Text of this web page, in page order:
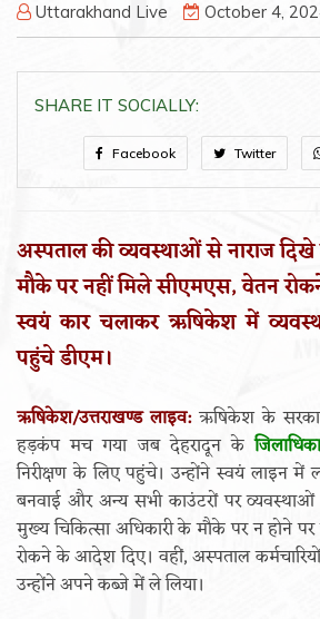
Uttarakhand Live October 4,
SHARE IT SOCIALLY:
Facebook Twitter
अस्पताल की व्यवस्थाओं से नाराज दिखे
मौके पर नहीं मिले सीएमएस, वेतन
स्वयं कार चलाकर ऋषिकेश में
पहुंचे डीएम।
ऋषिकेश/उत्तराखण्ड लाइव:ऋषिकेश के
हड़कंप मच गया जब देहरादून के
निरीक्षण के लिए पहुंचे। उन्होंने स्वयं लाइन में
बनवाई और अन्य सभी काउंटरों पर व्यवस्थाओं
मुख्य चिकित्सा अधिकारी के मौके पर न होने
रोकने के आदेश दिए। वहीं, अस्पताल
उन्होंने अपने कब्जे में ले लिया।